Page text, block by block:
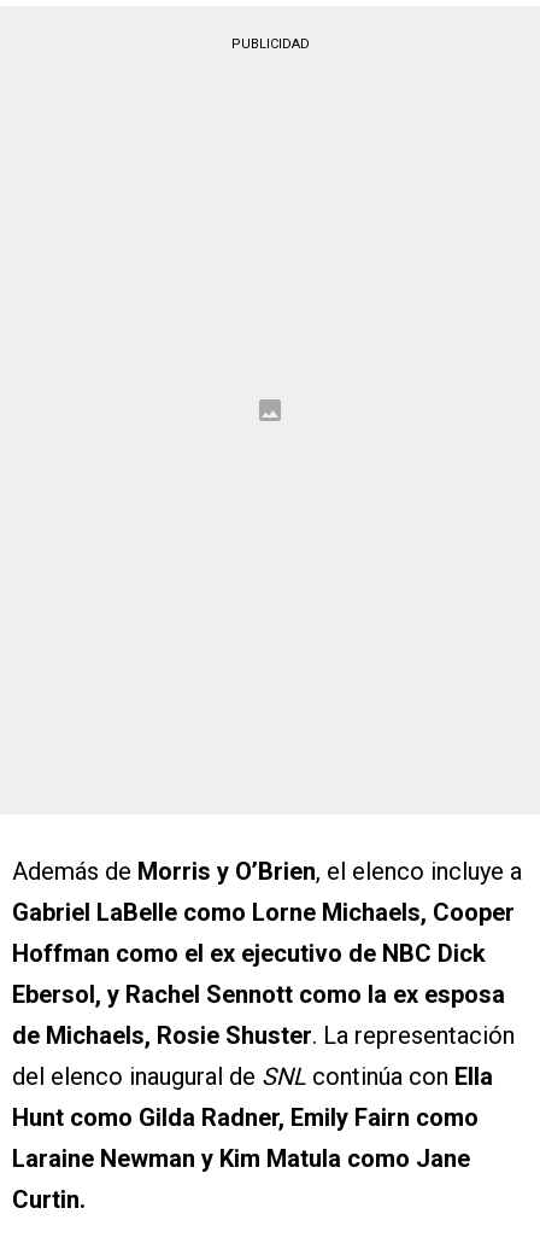
PUBLICIDAD
Además de Morris y O’Brien, el elenco incluye a
Gabriel LaBelle como Lorne Michaels, Cooper
Hoffman como el ex ejecutivo de NBC Dick
Ebersol, y Rachel Sennott como la ex esposa
de Michaels, Rosie Shuster. La representación
del elenco inaugural de SNL continúa con Ella
Hunt como Gilda Radner, Emily Fairn como
Laraine Newman y Kim Matula como Jane
Curtin.